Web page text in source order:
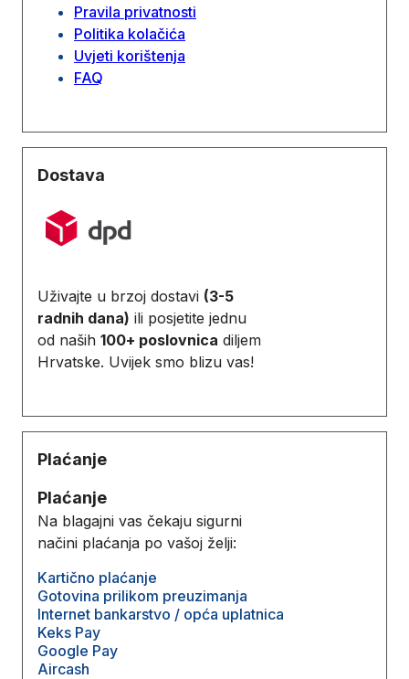
Pravila privatnosti
Politika kolačića
Uvjeti korištenja
FAQ
Dostava
Uživajte u brzoj dostavi (3-5
radnih dana) ili posjetite jednu
od naših 100+ poslovnica diljem
Hrvatske. Uvijek smo blizu vas!
Plaćanje
Plaćanje
Na blagajni vas čekaju sigurni
načini plaćanja po vašoj želji:
Kartično plaćanje
Gotovina prilikom preuzimanja
Internet bankarstvo / opća uplatnica
Keks Pay
Google Pay
Aircash